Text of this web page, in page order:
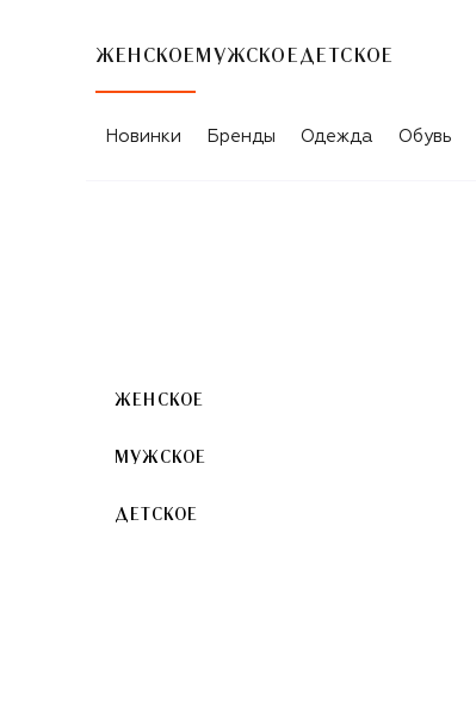
ЖЕНСКОЕ МУЖСКОЕ ДЕТСКОЕ
GUCCI
Новинки Бренды Одежда Обувь
ЖЕНСКОЕ
МУЖСКОЕ
ДЕТСКОЕ